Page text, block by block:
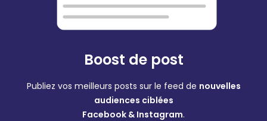
Boost de post
Publiez vos meilleurs posts sur le feed de nouvelles
audiences ciblées
Facebook & Instagram.